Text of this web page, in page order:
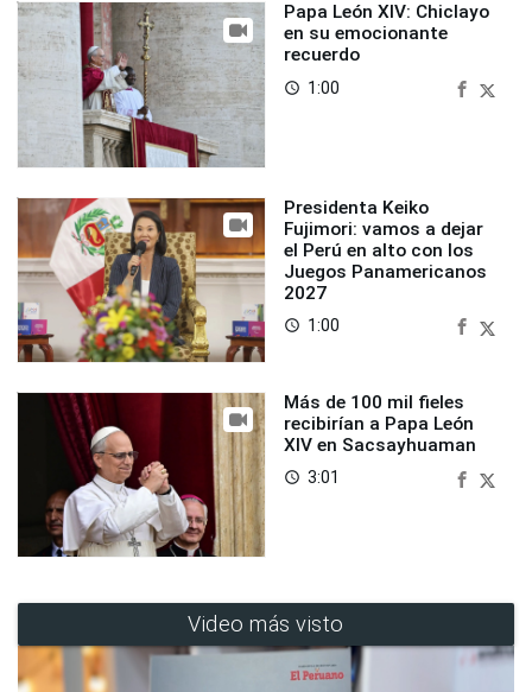
Papa León XIV: Chiclayo
en su emocionante
recuerdo
access_time 1:00
Presidenta Keiko
Fujimori: vamos a dejar
el Perú en alto con los
Juegos Panamericanos
2027
access_time 1:00
Más de 100 mil fieles
recibirían a Papa León
XIV en Sacsayhuaman
access_time 3:01
Video más visto